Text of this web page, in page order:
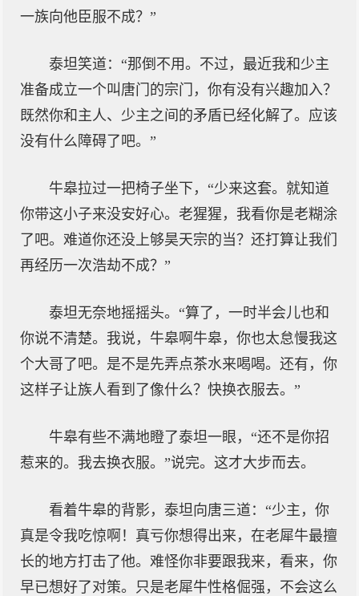
一族向他臣服不成？”
泰坦笑道：“那倒不用。不过，最近我和少主
准备成立一个叫唐门的宗门，你有没有兴趣加入？
既然你和主人、少主之间的矛盾已经化解了。应该
没有什么障碍了吧。”
牛皋拉过一把椅子坐下，“少来这套。就知道
你带这小子来没安好心。老猩猩，我看你是老糊涂
了吧。难道你还没上够昊天宗的当？还打算让我们
再经历一次浩劫不成？”
泰坦无奈地摇摇头。“算了，一时半会儿也和
你说不清楚。我说，牛皋啊牛皋，你也太怠慢我这
个大哥了吧。是不是先弄点茶水来喝喝。还有，你
这样子让族人看到了像什么？快换衣服去。”
牛皋有些不满地瞪了泰坦一眼，“还不是你招
惹来的。我去换衣服。”说完。这才大步而去。
看着牛皋的背影，泰坦向唐三道：“少主，你
真是令我吃惊啊！真亏你想得出来，在老犀牛最擅
长的地方打击了他。难怪你非要跟我来，看来，你
早已想好了对策。只是老犀牛性格倔强，不会这么